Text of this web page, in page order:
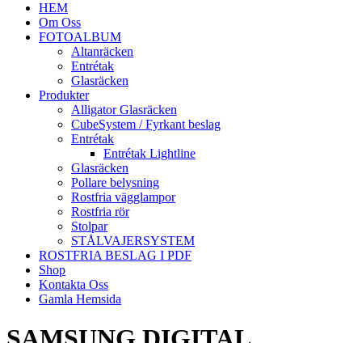
HEM
Om Oss
FOTOALBUM
Altanräcken
Entrétak
Glasräcken
Produkter
Alligator Glasräcken
CubeSystem / Fyrkant beslag
Entrétak
Entrétak Lightline
Glasräcken
Pollare belysning
Rostfria vägglampor
Rostfria rör
Stolpar
STÅLVAJERSYSTEM
ROSTFRIA BESLAG I PDF
Shop
Kontakta Oss
Gamla Hemsida